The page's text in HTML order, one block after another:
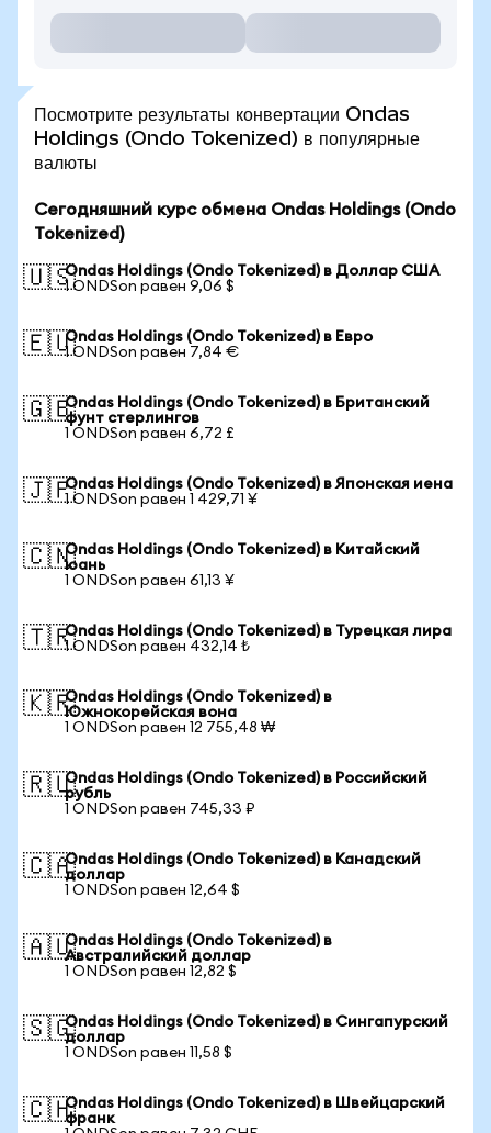
Посмотрите результаты конвертации Ondas
Holdings (Ondo Tokenized) в популярные
валюты
Сегодняшний курс обмена Ondas Holdings (Ondo
Tokenized)
🇺🇸Ondas Holdings (Ondo Tokenized) в Доллар США
1 ONDSon равен 9,06 $
🇪🇺Ondas Holdings (Ondo Tokenized) в Евро
1 ONDSon равен 7,84 €
🇬🇧Ondas Holdings (Ondo Tokenized) в Британский
фунт стерлингов
1 ONDSon равен 6,72 £
🇯🇵Ondas Holdings (Ondo Tokenized) в Японская иена
1 ONDSon равен 1 429,71 ¥
🇨🇳Ondas Holdings (Ondo Tokenized) в Китайский
юань
1 ONDSon равен 61,13 ¥
🇹🇷Ondas Holdings (Ondo Tokenized) в Турецкая лира
1 ONDSon равен 432,14 ₺
🇰🇷Ondas Holdings (Ondo Tokenized) в
Южнокорейская вона
1 ONDSon равен 12 755,48 ₩
🇷🇺Ondas Holdings (Ondo Tokenized) в Российский
рубль
1 ONDSon равен 745,33 ₽
🇨🇦Ondas Holdings (Ondo Tokenized) в Канадский
доллар
1 ONDSon равен 12,64 $
🇦🇺Ondas Holdings (Ondo Tokenized) в
Австралийский доллар
1 ONDSon равен 12,82 $
🇸🇬Ondas Holdings (Ondo Tokenized) в Сингапурский
доллар
1 ONDSon равен 11,58 $
🇨🇭Ondas Holdings (Ondo Tokenized) в Швейцарский
франк